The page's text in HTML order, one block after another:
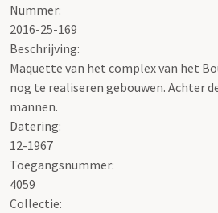
Nummer:
2016-25-169
Beschrijving:
Maquette van het complex van het
nog te realiseren gebouwen. Achter
mannen.
Datering:
12-1967
Toegangsnummer:
4059
Collectie: